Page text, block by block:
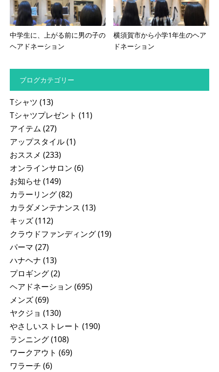
中学生に、上がる前に男の子の
ヘアドネーション
横須賀市から小学1年生のヘア
ドネーション
ブログカテゴリー
Tシャツ (13)
Tシャツプレゼント (11)
アイテム (27)
アップスタイル(1)
おススメ (233)
オンラインサロン (6)
お知らせ(149)
カラーリング(82)
カラダメンテナンス (13)
キッズ(112)
クラウドファンディング(19)
パーマ (27)
ハナヘナ (13)
プロギング(2)
ヘアドネーション (695)
メンズ(69)
ヤクジョ (130)
やさしいストレート (190)
ランニング(108)
ワークアウト (69)
ワラーチ (6)